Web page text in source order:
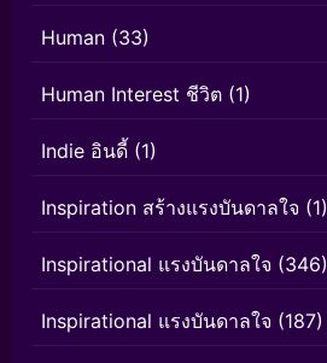
Human (33)
Human Interest ชีวิต (1)
Indie อินดี้ (1)
Inspiration สร้างแรงบันดาลใจ (1)
Inspirational แรงบันดาลใจ (346)
Inspirational แรงบันดาลใจ (187)